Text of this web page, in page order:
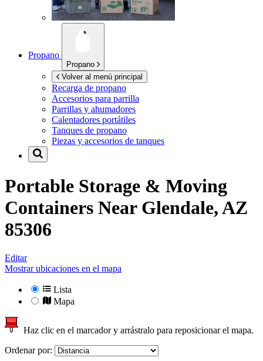
Propano
Propano
Volver al menú principal
Recarga de propano
Accesorios para parrilla
Parrillas y ahumadores
Calentadores portátiles
Tanques de propano
Piezas y accesorios de tanques
Portable Storage & Moving
Containers Near Glendale, AZ
85306
Editar
Mostrar ubicaciones en el mapa
Lista
Mapa
Haz clic en el marcador y arrástralo para reposicionar el mapa.
Ordenar por: